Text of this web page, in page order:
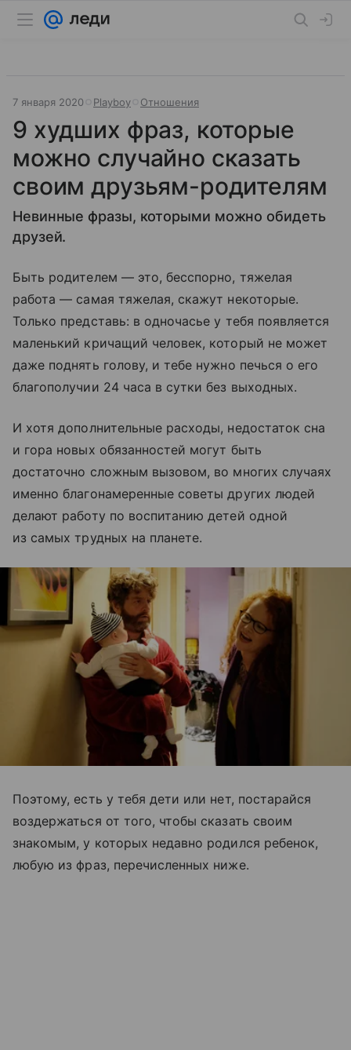
7 января 2020 Playboy Отношения
9 худших фраз, которые
можно случайно сказать
своим друзьям-родителям
Невинные фразы, которыми можно обидеть
друзей.
Быть родителем — это, бесспорно, тяжелая
работа — самая тяжелая, скажут некоторые.
Только представь: в одночасье у тебя появляется
маленький кричащий человек, который не может
даже поднять голову, и тебе нужно печься о его
благополучии 24 часа в сутки без выходных.
И хотя дополнительные расходы, недостаток сна
и гора новых обязанностей могут быть
достаточно сложным вызовом, во многих случаях
именно благонамеренные советы других людей
делают работу по воспитанию детей одной
из самых трудных на планете.
Поэтому, есть у тебя дети или нет, постарайся
воздержаться от того, чтобы сказать своим
знакомым, у которых недавно родился ребенок,
любую из фраз, перечисленных ниже.